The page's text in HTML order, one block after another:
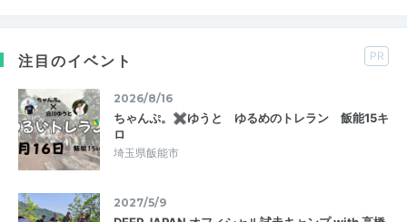
注目のイベント PR
2026/8/16
ちゃんぷ。✖ゆうと ゆるめのトレラン 飯能15キ
ロ
埼玉県飯能市
2027/5/9